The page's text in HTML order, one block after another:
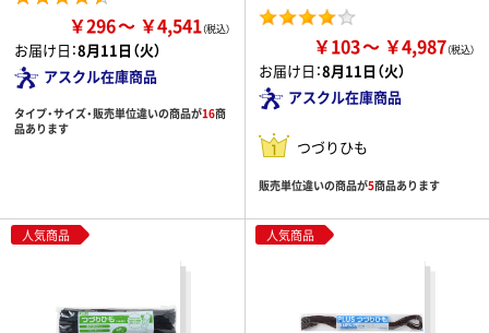
￥296 ￥4,541
お届け日：8月11日（火）
アスクル在庫商品
タイプ・サイズ・販売単位違いの商品が16商
品あります
￥103 ￥4,987
お届け日：8月11日（火）
アスクル在庫商品
つづりひも
販売単位違いの商品が5商品あります
人気商品 人気商品